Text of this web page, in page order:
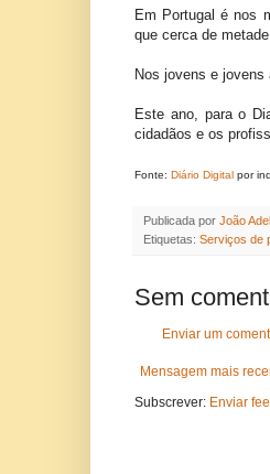
Em Portugal é nos
que cerca de
Nos jovens e
Este ano, para o
cidadãos e os
Fonte: Diário Digital por
Publicada por João
Etiquetas: Serviços de
Sem
Enviar um
Mensagem mais
Subscrever: Enviar